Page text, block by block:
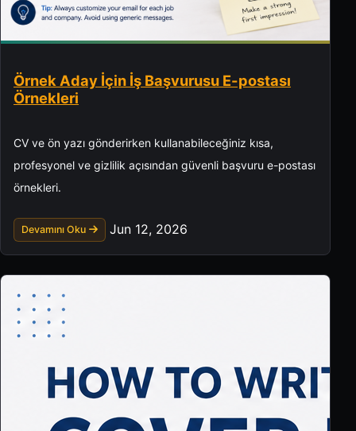
Örnek Aday İçin İş Başvurusu E-postası
Örnekleri
CV ve ön yazı gönderirken kullanabileceğiniz kısa,
profesyonel ve gizlilik açısından güvenli başvuru e-postası
örnekleri.
Devamını Oku Jun 12, 2026